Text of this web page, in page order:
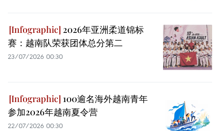
2026年亚洲柔道锦标
赛：越南队荣获团体总分第二
23/07/2026 00:30
100逾名海外越南青年
参加2026年越南夏令营
22/07/2026 00:30